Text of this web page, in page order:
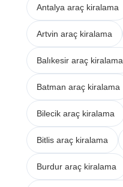
Antalya araç kiralama
Artvin araç kiralama
Balıkesir araç kiralama
Batman araç kiralama
Bilecik araç kiralama
Bitlis araç kiralama
Burdur araç kiralama